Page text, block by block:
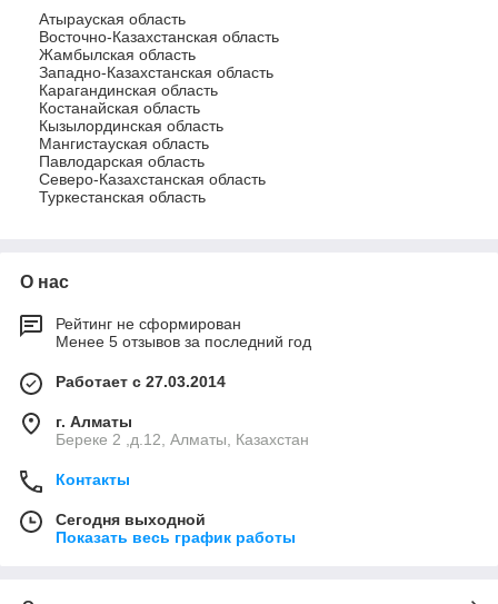
Атырауская область
Восточно-Казахстанская область
Жамбылская область
Западно-Казахстанская область
Карагандинская область
Костанайская область
Кызылординская область
Мангистауская область
Павлодарская область
Северо-Казахстанская область
Туркестанская область
О нас
Рейтинг не сформирован
Менее 5 отзывов за последний год
Работает с 27.03.2014
г. Алматы
Береке 2 ,д.12, Алматы, Казахстан
Контакты
Сегодня выходной
Показать весь график работы